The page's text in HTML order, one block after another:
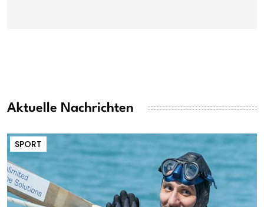
Aktuelle Nachrichten
SPORT